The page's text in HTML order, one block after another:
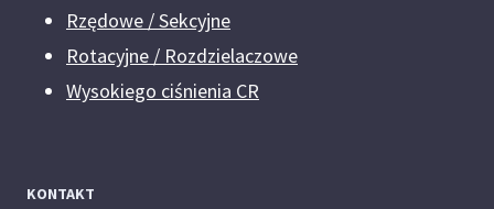
Rzędowe / Sekcyjne
Rotacyjne / Rozdzielaczowe
Wysokiego ciśnienia CR
KONTAKT